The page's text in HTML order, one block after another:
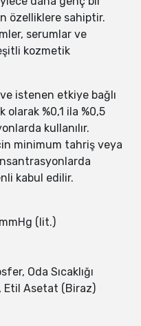
özelliklere sahiptir.
serumlar ve
kozmetik
istenen etkiye bağlı
%0,1 ila %0,5
kullanılır.
minimum tahriş veya
kabul edilir.
(lit.)
Oda Sıcaklığı
Etil Asetat (Biraz)